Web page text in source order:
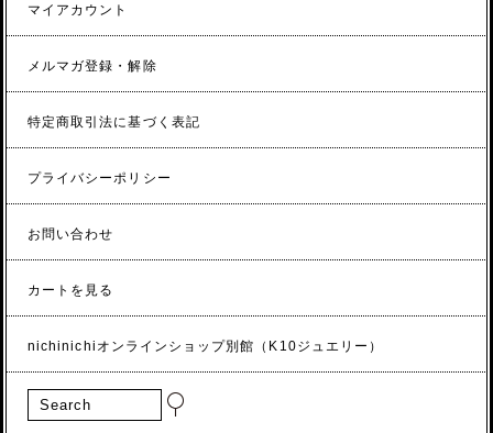
マイアカウント
メルマガ登録・解除
特定商取引法に基づく表記
プライバシーポリシー
お問い合わせ
カートを見る
nichinichiオンラインショップ別館（K10ジュエリー）